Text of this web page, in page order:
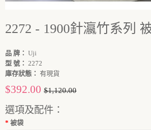
2272 - 1900針瀛竹系列
品 牌： Uji
型 號： 2272
庫存狀態： 有現貨
$392.00 $1,120.00
選項及配件：
被袋